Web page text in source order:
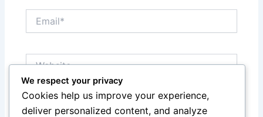
Save my name, email, and website in this browser
We respect your privacy
Cookies help us improve your experience,
deliver personalized content, and analyze